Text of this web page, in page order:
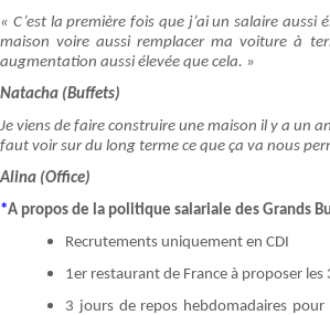
« C’est la première fois que j’ai un salaire
maison voire aussi remplacer ma voiture à
augmentation aussi élevée que cela. »
Natacha (Buffets)
Je viens de faire construire une maison il y a un
faut voir sur du long terme ce que ça va nous
Alina (Office)
*A propos de la politique salariale des Grands
Recrutements uniquement en CDI
1er restaurant de France à proposer les
3 jours de repos hebdomadaires pour